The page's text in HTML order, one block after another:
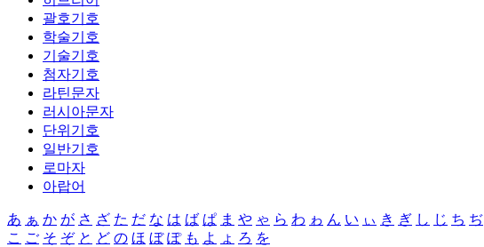
괄호기호
학술기호
기술기호
첨자기호
라틴문자
러시아문자
단위기호
일반기호
로마자
아랍어
あ ぁ か が さ ざ た だ な は ば ぱ ま や ゃ ら わ ゎ ん い ぃ き ぎ し じ ち ぢ
こ ご そ ぞ と ど の ほ ぼ ぽ も よ ょ ろ を